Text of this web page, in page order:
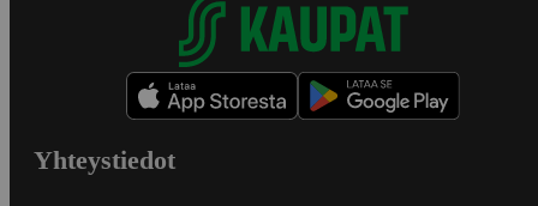
Yhteystiedot